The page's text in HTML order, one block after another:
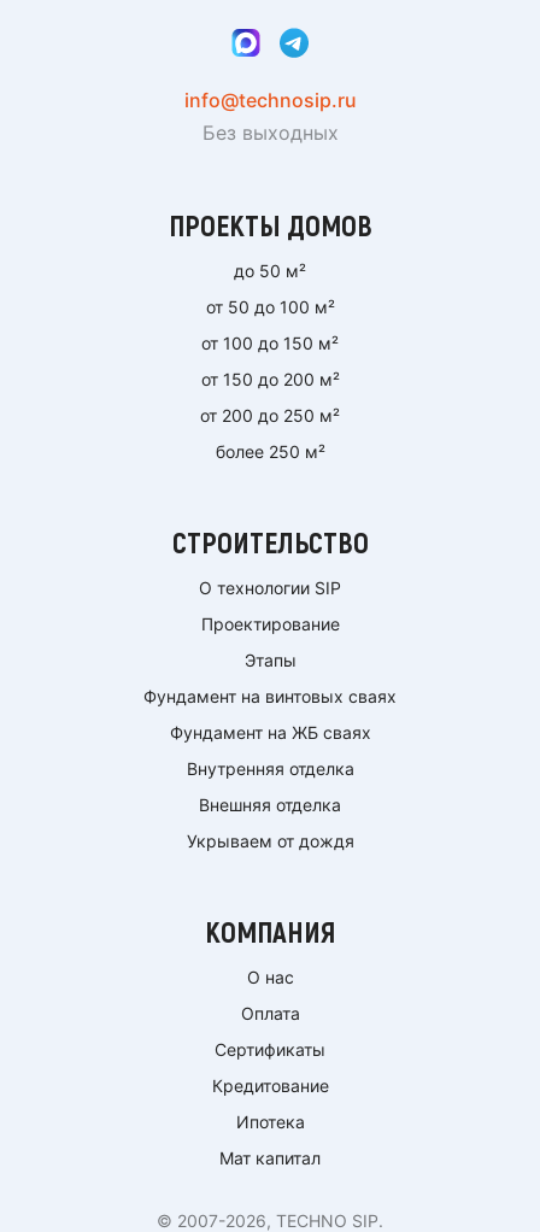
info@technosip.ru
Без выходных
ПРОЕКТЫ ДОМОВ
до 50 м²
от 50 до 100 м²
от 100 до 150 м²
от 150 до 200 м²
от 200 до 250 м²
более 250 м²
СТРОИТЕЛЬСТВО
О технологии SIP
Проектирование
Этапы
Фундамент на винтовых сваях
Фундамент на ЖБ сваях
Внутренняя отделка
Внешняя отделка
Укрываем от дождя
КОМПАНИЯ
О нас
Оплата
Сертификаты
Кредитование
Ипотека
Мат капитал
© 2007-2026, TECHNO SIP.